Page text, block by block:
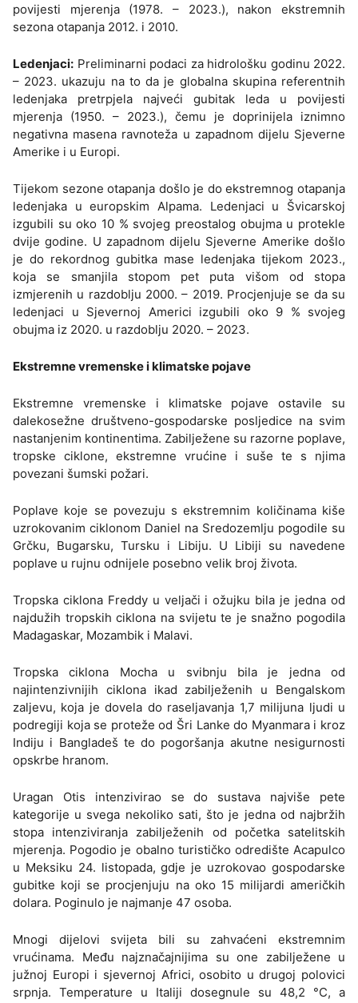
povijesti mjerenja (1978. – 2023.), nakon ekstremnih
sezona otapanja 2012. i 2010.
Ledenjaci: Preliminarni podaci za hidrološku godinu 2022.
– 2023. ukazuju na to da je globalna skupina referentnih
ledenjaka pretrpjela najveći gubitak leda u povijesti
mjerenja (1950. – 2023.), čemu je doprinijela iznimno
negativna masena ravnoteža u zapadnom dijelu Sjeverne
Amerike i u Europi.
Tijekom sezone otapanja došlo je do ekstremnog otapanja
ledenjaka u europskim Alpama. Ledenjaci u Švicarskoj
izgubili su oko 10 % svojeg preostalog obujma u protekle
dvije godine. U zapadnom dijelu Sjeverne Amerike došlo
je do rekordnog gubitka mase ledenjaka tijekom 2023.,
koja se smanjila stopom pet puta višom od stopa
izmjerenih u razdoblju 2000. – 2019. Procjenjuje se da su
ledenjaci u Sjevernoj Americi izgubili oko 9 % svojeg
obujma iz 2020. u razdoblju 2020. – 2023.
Ekstremne vremenske i klimatske pojave
Ekstremne vremenske i klimatske pojave ostavile su
dalekosežne društveno-gospodarske posljedice na svim
nastanjenim kontinentima. Zabilježene su razorne poplave,
tropske ciklone, ekstremne vrućine i suše te s njima
povezani šumski požari.
Poplave koje se povezuju s ekstremnim količinama kiše
uzrokovanim ciklonom Daniel na Sredozemlju pogodile su
Grčku, Bugarsku, Tursku i Libiju. U Libiji su navedene
poplave u rujnu odnijele posebno velik broj života.
Tropska ciklona Freddy u veljači i ožujku bila je jedna od
najdužih tropskih ciklona na svijetu te je snažno pogodila
Madagaskar, Mozambik i Malavi.
Tropska ciklona Mocha u svibnju bila je jedna od
najintenzivnijih ciklona ikad zabilježenih u Bengalskom
zaljevu, koja je dovela do raseljavanja 1,7 milijuna ljudi u
podregiji koja se proteže od Šri Lanke do Myanmara i kroz
Indiju i Bangladeš te do pogoršanja akutne nesigurnosti
opskrbe hranom.
Uragan Otis intenzivirao se do sustava najviše pete
kategorije u svega nekoliko sati, što je jedna od najbržih
stopa intenziviranja zabilježenih od početka satelitskih
mjerenja. Pogodio je obalno turističko odredište Acapulco
u Meksiku 24. listopada, gdje je uzrokovao gospodarske
gubitke koji se procjenjuju na oko 15 milijardi američkih
dolara. Poginulo je najmanje 47 osoba.
Mnogi dijelovi svijeta bili su zahvaćeni ekstremnim
vrućinama. Među najznačajnijima su one zabilježene u
južnoj Europi i sjevernoj Africi, osobito u drugoj polovici
srpnja. Temperature u Italiji dosegnule su 48,2 °C, a